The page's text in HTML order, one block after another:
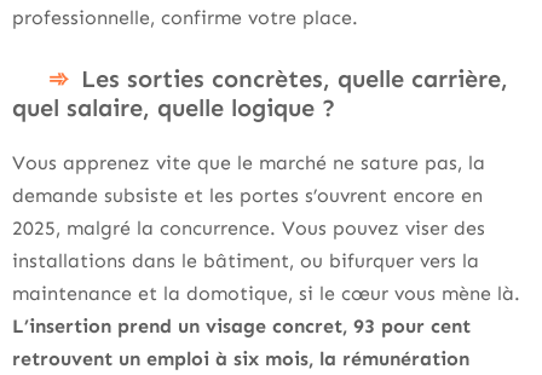
professionnelle, confirme votre place.
Les sorties concrètes, quelle carrière,
quel salaire, quelle logique ?
Vous apprenez vite que le marché ne sature pas, la
demande subsiste et les portes s’ouvrent encore en
2025, malgré la concurrence. Vous pouvez viser des
installations dans le bâtiment, ou bifurquer vers la
maintenance et la domotique, si le cœur vous mène là.
L’insertion prend un visage concret, 93 pour cent
retrouvent un emploi à six mois, la rémunération